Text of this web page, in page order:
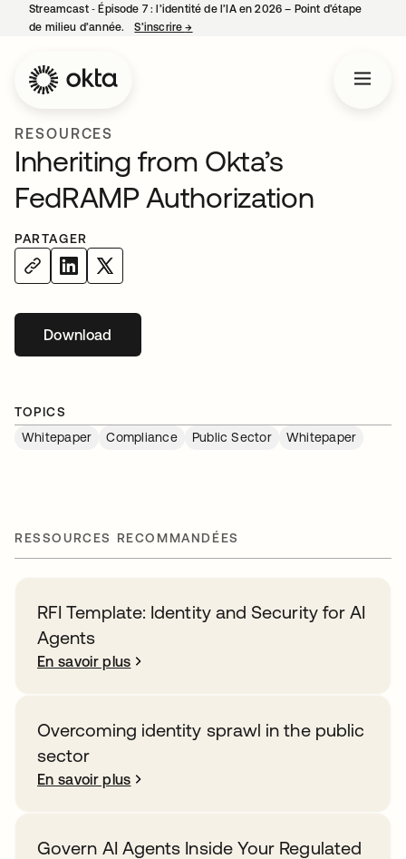
Streamcast ‑ Épisode 7 : l’identité de l’IA en 2026 – Point d’étape
de milieu d’année.
S’inscrire→
RESOURCES
Inheriting from Okta’s
FedRAMP Authorization
PARTAGER
Downloads’ouvre dans un nouvel onglet
TOPICS
Whitepaper
Compliance Public Sector Whitepaper
RESSOURCES RECOMMANDÉES
RFI Template: Identity and Security for AI
Agents
En savoir plus
Overcoming identity sprawl in the public
sector
En savoir plus
Govern AI Agents Inside Your Regulated